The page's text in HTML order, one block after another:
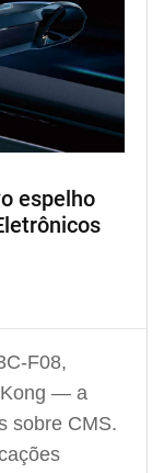
espelho
F08,
Kong — a
sobre CMS.